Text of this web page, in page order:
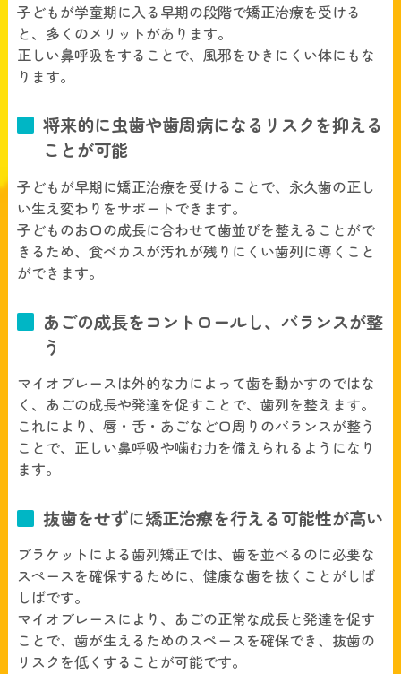
子どもが学童期に入る早期の段階で矯正治療を受ける
と、多くのメリットがあります。
正しい鼻呼吸をすることで、風邪をひきにくい体にもな
ります。
将来的に虫歯や歯周病になるリスクを抑える
ことが可能
子どもが早期に矯正治療を受けることで、永久歯の正し
い生え変わりをサポートできます。
子どものお口の成長に合わせて歯並びを整えることがで
きるため、食べカスが汚れが残りにくい歯列に導くこと
ができます。
あごの成長をコントロールし、バランスが整
う
マイオブレースは外的な力によって歯を動かすのではな
く、あごの成長や発達を促すことで、歯列を整えます。
これにより、唇・舌・あごなど口周りのバランスが整う
ことで、正しい鼻呼吸や噛む力を備えられるようになり
ます。
抜歯をせずに矯正治療を行える可能性が高い
ブラケットによる歯列矯正では、歯を並べるのに必要な
スペースを確保するために、健康な歯を抜くことがしば
しばです。
マイオブレースにより、あごの正常な成長と発達を促す
ことで、歯が生えるためのスペースを確保でき、抜歯の
リスクを低くすることが可能です。